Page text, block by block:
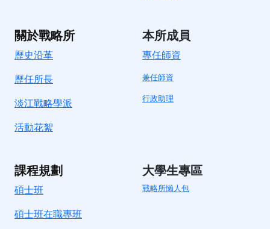
關於戰略所
歷史沿革
歷任所長
淡江戰略學派
活動花絮
本所成員
專任師資
兼任師資
行政助理
課程規劃
碩士班
碩士班在職專班
大學生專區
戰略所懶人包